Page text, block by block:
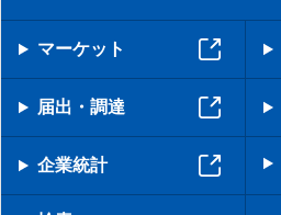
マーケット
届出・調達
企業統計